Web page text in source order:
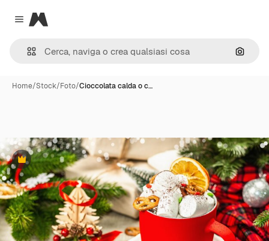
Close menu
Magnific
Cerca
Home/Stock/Foto/Cioccolata calda o c…
Premium